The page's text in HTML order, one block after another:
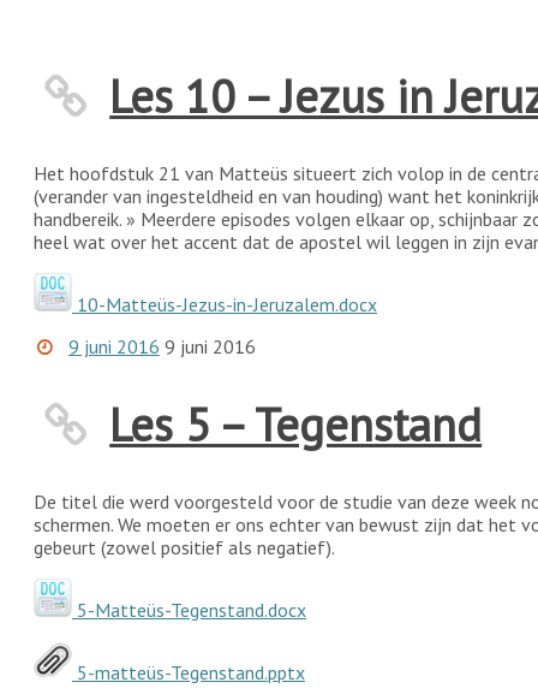
Les 10 – Jezus in
Het hoofdstuk 21 van Matteüs situeert zich volop in de
(verander van ingesteldheid en van houding) want het
handbereik. » Meerdere episodes volgen elkaar op, schijnbaar
heel wat over het accent dat de apostel wil leggen in zijn
10-Matteüs-Jezus-in-Jeruzalem.docx
9 juni 2016 9 juni 2016
Les 5 – Tegenstand
De titel die werd voorgesteld voor de studie van deze week
schermen. We moeten er ons echter van bewust zijn dat het
gebeurt (zowel positief als negatief).
5-Matteüs-Tegenstand.docx
5-matteüs-Tegenstand.pptx